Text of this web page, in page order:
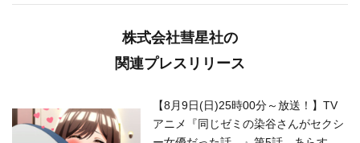
株式会社彗星社の
関連プレスリリース
【8月9日(日)25時00分～放送！】TV
アニメ『同じゼミの染谷さんがセクシ